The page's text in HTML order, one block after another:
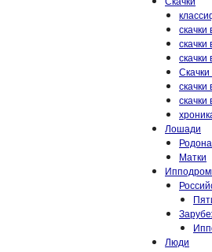
скачки
скачки
скачки
Лошади
Матки
Люди